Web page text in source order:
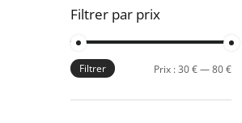
Filtrer par prix
Prix
Prix
Filtrer Prix :30 €—80 €